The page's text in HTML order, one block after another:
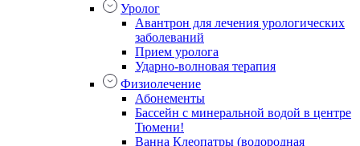
Уролог
Авантрон для лечения урологических
заболеваний
Прием уролога
Ударно-волновая терапия
Физиолечение
Абонементы
Бассейн с минеральной водой в центре
Тюмени!
Ванна Клеопатры (водородная